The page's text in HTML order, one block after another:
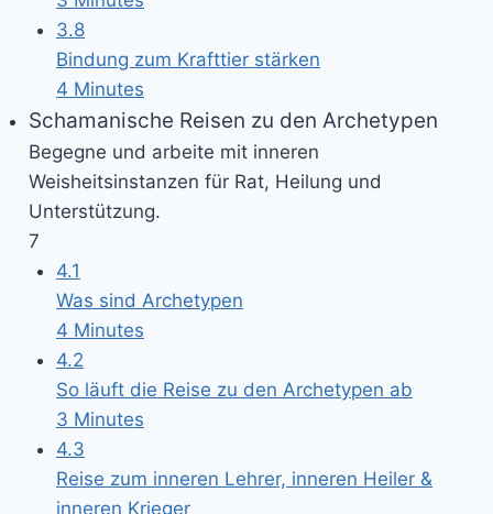
3.8
Bindung zum Krafttier stärken
4 Minutes
Schamanische Reisen zu den Archetypen
Begegne und arbeite mit inneren
Weisheitsinstanzen für Rat, Heilung und
Unterstützung.
7
4.1
Was sind Archetypen
4 Minutes
4.2
So läuft die Reise zu den Archetypen ab
3 Minutes
4.3
Reise zum inneren Lehrer, inneren Heiler &
inneren Krieger